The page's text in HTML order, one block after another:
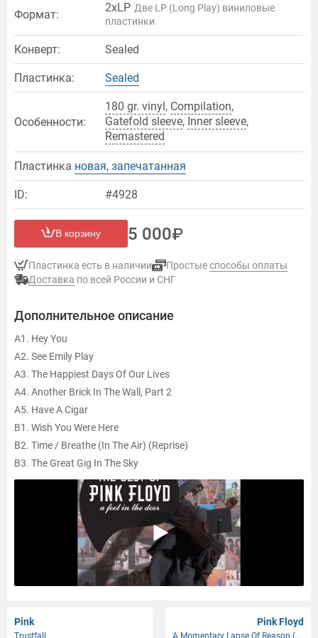
Формат: 2xLP Две LP (Long Play) виниловые
пластинки
Конверт: Sealed
Пластинка: Sealed
Особенности:
180 gr. vinyl, Compilation,
Gatefold sleeve, Inner sleeve,
Remastered
Пластинка новая, запечатанная
ID: #4928
В корзину 5 000
Пластинка есть в наличии Простыеспособы оплаты
Доставка по всей России и СНГ
Дополнительное описание
A1. Hey You
A2. See Emily Play
A3. The Happiest Days Of Our Lives
A4. Another Brick In The Wall, Part 2
A5. Have A Cigar
B1. Wish You Were Here
B2. Time / Breathe (In The Air) (Reprise)
B3. The Great Gig In The Sky
B4. Money
C1. Comfortably Numb
C2. High Hopes
C3. Learning To Fly
D1. The Fletcher Memorial Home
D2. Shine On You Crazy Diamond Parts 1-5 (Edit)
D3. Brain Damage
Pink
Trustfall
Pink Floyd
A Momentary Lapse Of Reason (Remixed & Updated)